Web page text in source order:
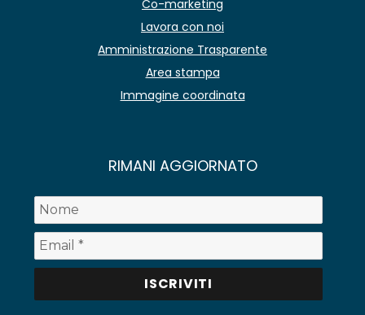
Co-marketing
Lavora con noi
Amministrazione Trasparente
Area stampa
Immagine coordinata
RIMANI AGGIORNATO